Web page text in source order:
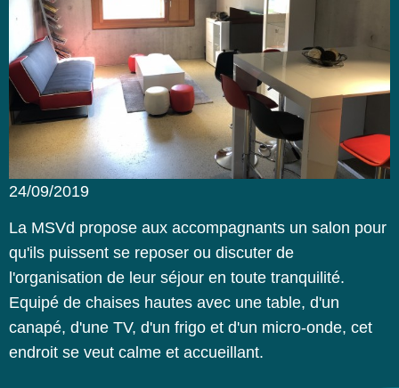
24/09/2019
La MSVd propose aux accompagnants un salon pour
qu'ils puissent se reposer ou discuter de
l'organisation de leur séjour en toute tranquilité.
Equipé de chaises hautes avec une table, d'un
canapé, d'une TV, d'un frigo et d'un micro-onde, cet
endroit se veut calme et accueillant.